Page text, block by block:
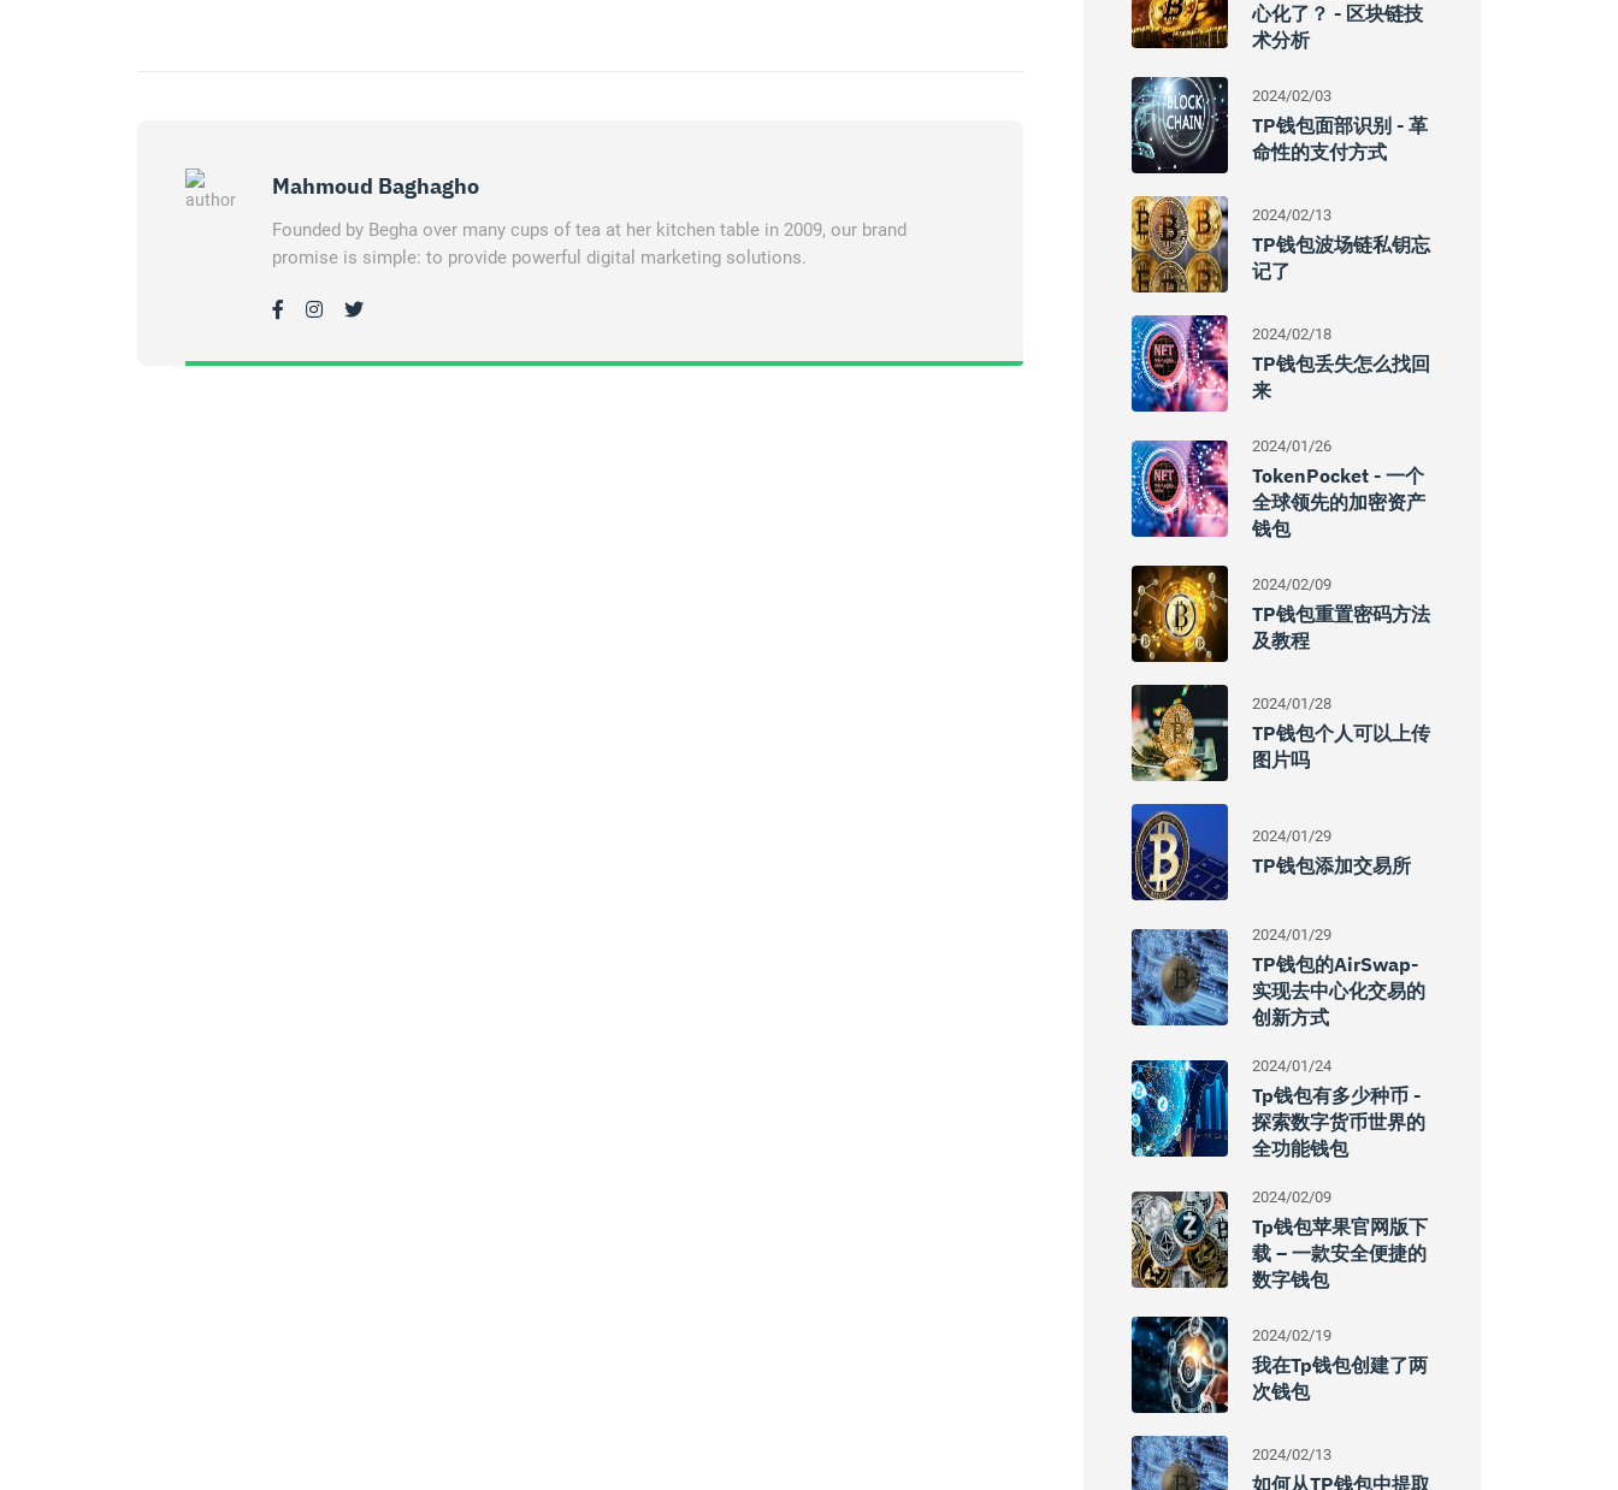
Mahmoud Baghagho
Founded by Begha over many cups of tea at her kitchen table in 2009, our brand
promise is simple: to provide powerful digital marketing solutions.
心化了？ - 区块链技
术分析
2024/02/03
TP钱包面部识别 - 革
命性的支付方式
2024/02/13
TP钱包波场链私钥忘
记了
2024/02/18
TP钱包丢失怎么找回
来
2024/01/26
TokenPocket - 一个
全球领先的加密资产
钱包
2024/02/09
TP钱包重置密码方法
及教程
2024/01/28
TP钱包个人可以上传
图片吗
2024/01/29
TP钱包添加交易所
2024/01/29
TP钱包的AirSwap-
实现去中心化交易的
创新方式
2024/01/24
Tp钱包有多少种币 -
探索数字货币世界的
全功能钱包
2024/02/09
Tp钱包苹果官网版下
载 – 一款安全便捷的
数字钱包
2024/02/19
我在tp钱包创建了两
次钱包
2024/02/13
如何从TP钱包中提取